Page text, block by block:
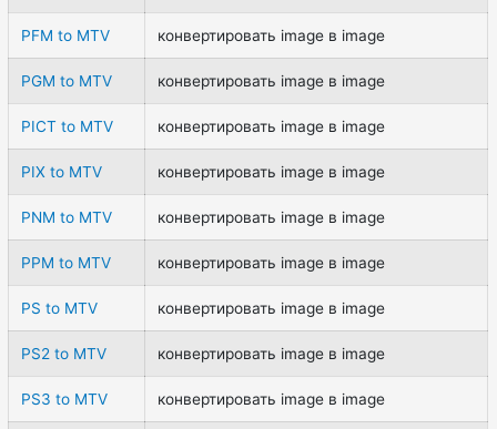
PFM to MTV конвертировать image в image
PGM to MTV конвертировать image в image
PICT to MTV конвертировать image в image
PIX to MTV конвертировать image в image
PNM to MTV конвертировать image в image
PPM to MTV конвертировать image в image
PS to MTV конвертировать image в image
PS2 to MTV конвертировать image в image
PS3 to MTV конвертировать image в image